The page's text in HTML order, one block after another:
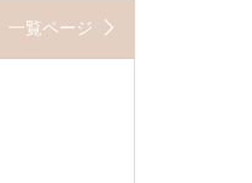
一覧ページ